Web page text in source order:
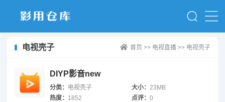
电视壳子 首页 >> 电视直播 >> 电视壳子
DIYP影音new
分类： 电视壳子 大小：23MB
热度： 1852 点评：0